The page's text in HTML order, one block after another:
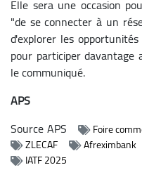
Elle sera une occasion
"de se connecter à un
d'explorer les
pour participer davantage
le communiqué.
APS
SourceAPS
Foire
ZLECAF
Afreximbank
IATF 2025